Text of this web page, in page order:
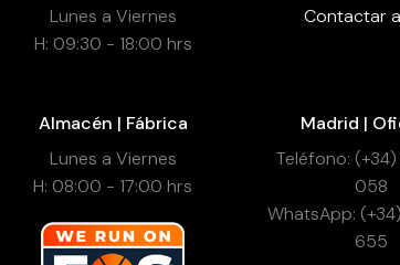
Lunes a Viernes
H: 09:30 - 18:00 hrs
Almacén | Fábrica
Lunes a Viernes
H: 08:00 - 17:00 hrs
Contactar
Madrid |
Teléfono:
058
WhatsApp:
655